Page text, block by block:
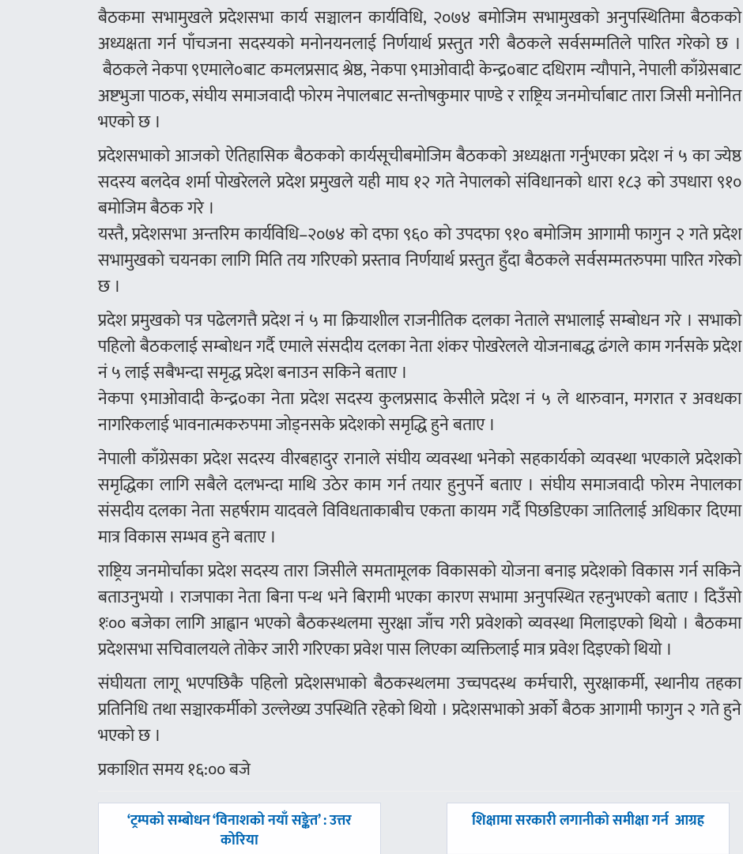
बैठकमा सभामुखले प्रदेशसभा कार्य सञ्चालन कार्यविधि, २०७४ बमोजिम सभामुखको अनुपस्थितिमा बैठकको
अध्यक्षता गर्न पाँचजना सदस्यको मनोनयनलाई निर्णयार्थ प्रस्तुत गरी बैठकले सर्वसम्मतिले पारित गरेको छ ।
बैठकले नेकपा ९एमाले०बाट कमलप्रसाद श्रेष्ठ, नेकपा ९माओवादी केन्द्र०बाट दधिराम न्यौपाने, नेपाली काँग्रेसबाट
अष्टभुजा पाठक, संघीय समाजवादी फोरम नेपालबाट सन्तोषकुमार पाण्डे र राष्ट्रिय जनमोर्चाबाट तारा जिसी मनोनित
भएको छ ।
प्रदेशसभाको आजको ऐतिहासिक बैठकको कार्यसूचीबमोजिम बैठकको अध्यक्षता गर्नुभएका प्रदेश नं ५ का ज्येष्ठ
सदस्य बलदेव शर्मा पोखरेलले प्रदेश प्रमुखले यही माघ १२ गते नेपालको संविधानको धारा १८३ को उपधारा ९१०
बमोजिम बैठक गरे ।
यस्तै, प्रदेशसभा अन्तरिम कार्यविधि–२०७४ को दफा ९६० को उपदफा ९१० बमोजिम आगामी फागुन २ गते प्रदेश
सभामुखको चयनका लागि मिति तय गरिएको प्रस्ताव निर्णयार्थ प्रस्तुत हुँदा बैठकले सर्वसम्मतरुपमा पारित गरेको
छ ।
प्रदेश प्रमुखको पत्र पढेलगत्तै प्रदेश नं ५ मा क्रियाशील राजनीतिक दलका नेताले सभालाई सम्बोधन गरे । सभाको
पहिलो बैठकलाई सम्बोधन गर्दै एमाले संसदीय दलका नेता शंकर पोखरेलले योजनाबद्ध ढंगले काम गर्नसके प्रदेश
नं ५ लाई सबैभन्दा समृद्ध प्रदेश बनाउन सकिने बताए ।
नेकपा ९माओवादी केन्द्र०का नेता प्रदेश सदस्य कुलप्रसाद केसीले प्रदेश नं ५ ले थारुवान, मगरात र अवधका
नागरिकलाई भावनात्मकरुपमा जोड्नसके प्रदेशको समृद्धि हुने बताए ।
नेपाली काँग्रेसका प्रदेश सदस्य वीरबहादुर रानाले संघीय व्यवस्था भनेको सहकार्यको व्यवस्था भएकाले प्रदेशको
समृद्धिका लागि सबैले दलभन्दा माथि उठेर काम गर्न तयार हुनुपर्ने बताए । संघीय समाजवादी फोरम नेपालका
संसदीय दलका नेता सहर्षराम यादवले विविधताकाबीच एकता कायम गर्दै पिछडिएका जातिलाई अधिकार दिएमा
मात्र विकास सम्भव हुने बताए ।
राष्ट्रिय जनमोर्चाका प्रदेश सदस्य तारा जिसीले समतामूलक विकासको योजना बनाइ प्रदेशको विकास गर्न सकिने
बताउनुभयो । राजपाका नेता बिना पन्थ भने बिरामी भएका कारण सभामा अनुपस्थित रहनुभएको बताए । दिउँसो
१ः०० बजेका लागि आह्वान भएको बैठकस्थलमा सुरक्षा जाँच गरी प्रवेशको व्यवस्था मिलाइएको थियो । बैठकमा
प्रदेशसभा सचिवालयले तोकेर जारी गरिएका प्रवेश पास लिएका व्यक्तिलाई मात्र प्रवेश दिइएको थियो ।
संघीयता लागू भएपछिकै पहिलो प्रदेशसभाको बैठकस्थलमा उच्चपदस्थ कर्मचारी, सुरक्षाकर्मी, स्थानीय तहका
प्रतिनिधि तथा सञ्चारकर्मीको उल्लेख्य उपस्थिति रहेको थियो । प्रदेशसभाको अर्को बैठक आगामी फागुन २ गते हुने
भएको छ ।
प्रकाशित समय १६:०० बजे
पछिल्लाे
‘ट्रम्पको सम्बोधन ‘विनाशको नयाँ सङ्केत’ : उत्तर
कोरिया
अघिल्लाे
शिक्षामा सरकारी लगानीको समीक्षा गर्न आग्रह